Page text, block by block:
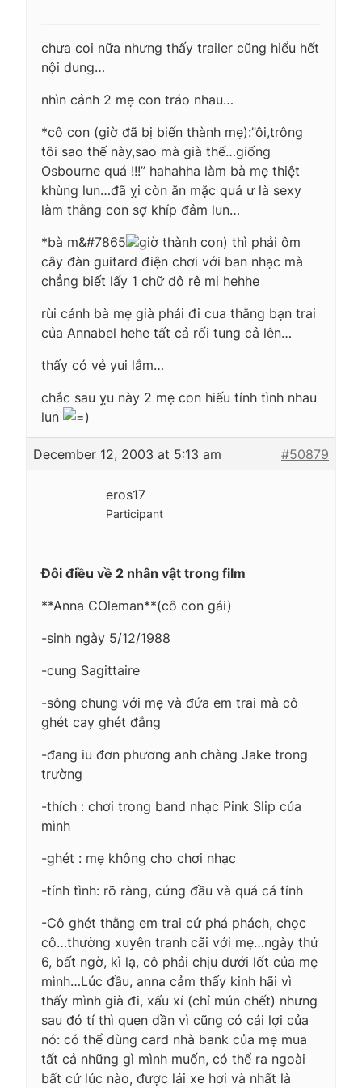
chưa coi nữa nhưng thấy trailer cũng hiểu hết
nội dung…
nhìn cảnh 2 mẹ con tráo nhau…
*cô con (giờ đã bị biến thành mẹ):”ôi,trông
tôi sao thế này,sao mà già thế…giống
Osbourne quá !!!” hahahha làm bà mẹ thiệt
khùng lun…đã ỵi còn ăn mặc quá ư là sexy
làm thằng con sợ khíp đảm lun…
*bà m&#7865
giờ thành con) thì phải ôm
cây đàn guitard điện chơi với ban nhạc mà
chẳng biết lấy 1 chữ đô rê mi hehhe
rùi cảnh bà mẹ già phải đi cua thằng bạn trai
của Annabel hehe tất cả rối tung cả lên…
thấy có vẻ yui lắm…
chắc sau ỵu này 2 mẹ con hiếu tính tình nhau
lun
December 12, 2003 at 5:13 am #50879
eros17
Participant
Đôi điều về 2 nhân vật trong film
**Anna COleman**(cô con gái)
-sinh ngày 5/12/1988
-cung Sagittaire
-sông chung với mẹ và đứa em trai mà cô
ghét cay ghét đắng
-đang iu đơn phương anh chàng Jake trong
trường
-thích : chơi trong band nhạc Pink Slip của
mình
-ghét : mẹ không cho chơi nhạc
-tính tình: rõ ràng, cứng đầu và quá cá tính
-Cô ghét thằng em trai cứ phá phách, chọc
cô…thường xuyên tranh cãi với mẹ…ngày thứ
6, bất ngờ, kì lạ, cô phải chịu dưới lốt của mẹ
mình…Lúc đầu, anna cảm thấy kinh hãi vì
thấy mình già đi, xấu xí (chỉ mún chết) nhưng
sau đó tí thì quen dần vì cũng có cái lợi của
nó: có thể dùng card nhà bank của mẹ mua
tất cả những gì mình muốn, có thể ra ngoài
bất cứ lúc nào, được lái xe hơi và nhất là